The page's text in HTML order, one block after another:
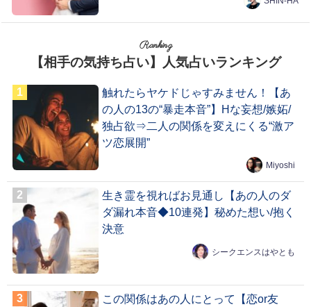
Ranking
【相手の気持ち占い】人気占いランキング
触れたらヤケドじゃすみません！【あ
の人の13の“暴走本音”】Hな妄想/嫉妬/
独占欲⇒二人の関係を変えにくる“激ア
ツ恋展開”
Miyoshi
生き霊を視ればお見通し【あの人のダ
ダ漏れ本音◆10連発】秘めた想い/抱く
決意
シークエンスはやとも
この関係はあの人にとって【恋or友